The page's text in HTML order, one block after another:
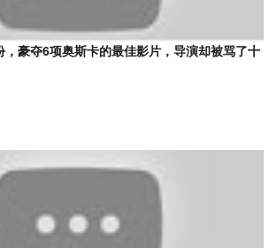
，豪夺6项奥斯卡的最佳影片，导演却被骂了十